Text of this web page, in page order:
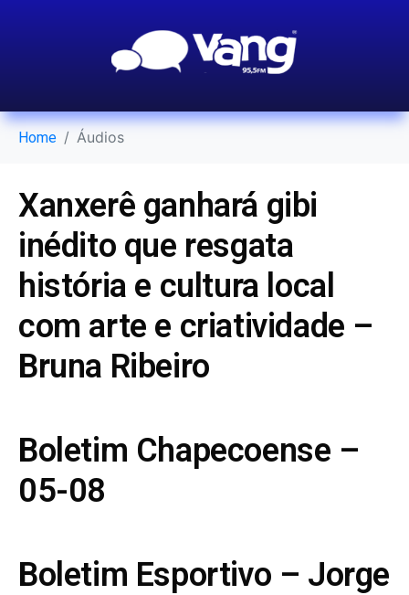
Home Áudios
Xanxerê ganhará gibi
inédito que resgata
história e cultura local
com arte e criatividade –
Bruna Ribeiro
Boletim Chapecoense –
05-08
Boletim Esportivo – Jorge